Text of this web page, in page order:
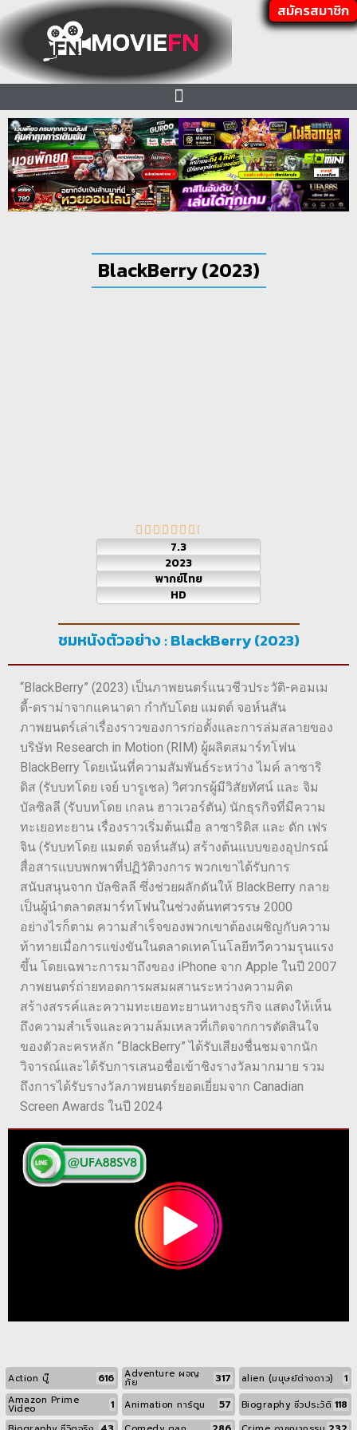
สมัครสมาชิก
BlackBerry (2023)
7.3
2023
พากย์ไทย
HD
ชมหนังตัวอย่าง : BlackBerry (2023)
“BlackBerry” (2023) เป็นภาพยนตร์แนวชีวประวัติ-คอมเม
ดี้-ดราม่าจากแคนาดา กำกับโดย แมตต์ จอห์นสัน
ภาพยนตร์เล่าเรื่องราวของการก่อตั้งและการล่มสลายของ
บริษัท Research in Motion (RIM) ผู้ผลิตสมาร์ทโฟน
BlackBerry โดยเน้นที่ความสัมพันธ์ระหว่าง ไมค์ ลาซาริ
ดิส (รับบทโดย เจย์ บารูเชล) วิศวกรผู้มีวิสัยทัศน์ และ จิม
บัลซิลลี (รับบทโดย เกลน ฮาวเวอร์ตัน) นักธุรกิจที่มีความ
ทะเยอทะยาน เรื่องราวเริ่มต้นเมื่อ ลาซาริดิส และ ดัก เฟร
จิน (รับบทโดย แมตต์ จอห์นสัน) สร้างต้นแบบของอุปกรณ์
สื่อสารแบบพกพาที่ปฏิวัติวงการ พวกเขาได้รับการ
สนับสนุนจาก บัลซิลลี ซึ่งช่วยผลักดันให้ BlackBerry กลาย
เป็นผู้นำตลาดสมาร์ทโฟนในช่วงต้นทศวรรษ 2000
อย่างไรก็ตาม ความสำเร็จของพวกเขาต้องเผชิญกับความ
ท้าทายเมื่อการแข่งขันในตลาดเทคโนโลยีทวีความรุนแรง
ขึ้น โดยเฉพาะการมาถึงของ iPhone จาก Apple ในปี 2007
ภาพยนตร์ถ่ายทอดการผสมผสานระหว่างความคิด
สร้างสรรค์และความทะเยอทะยานทางธุรกิจ แสดงให้เห็น
ถึงความสำเร็จและความล้มเหลวที่เกิดจากการตัดสินใจ
ของตัวละครหลัก “BlackBerry” ได้รับเสียงชื่นชมจากนัก
วิจารณ์และได้รับการเสนอชื่อเข้าชิงรางวัลมากมาย รวม
ถึงการได้รับรางวัลภาพยนตร์ยอดเยี่ยมจาก Canadian
Screen Awards ในปี 2024
Action บู๊ 616 Adventure ผจญ
ภัย 317 alien (มนุษย์ต่างดาว) 1
Amazon Prime
Video 1 Animation การ์ตูน 57 Biography ชีวประวัติ 118